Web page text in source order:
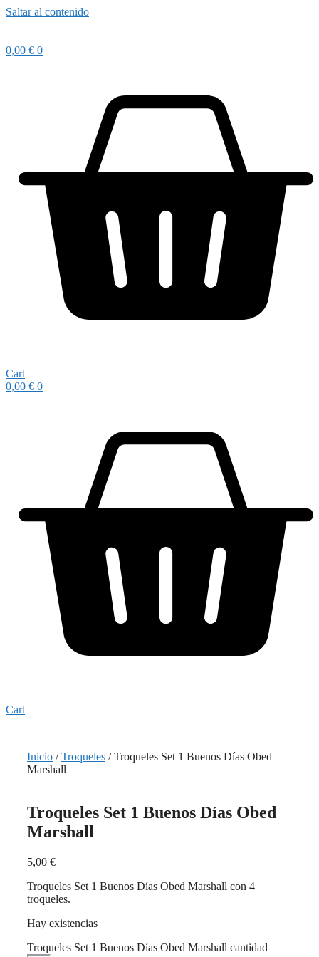
Saltar al contenido
0,00 € 0
Cart
0,00 € 0
Cart
Inicio /Troqueles / Troqueles Set 1 Buenos Días Obed
Marshall
Troqueles Set 1 Buenos Días Obed
Marshall
5,00 €
Troqueles Set 1 Buenos Días Obed Marshall con 4
troqueles.
Hay existencias
Troqueles Set 1 Buenos Días Obed Marshall cantidad